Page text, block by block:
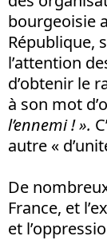
bourgeoisie
République,
l’attention
d’obtenir le
à son mot
l’ennemi ! ».
autre «
De
France, et
et